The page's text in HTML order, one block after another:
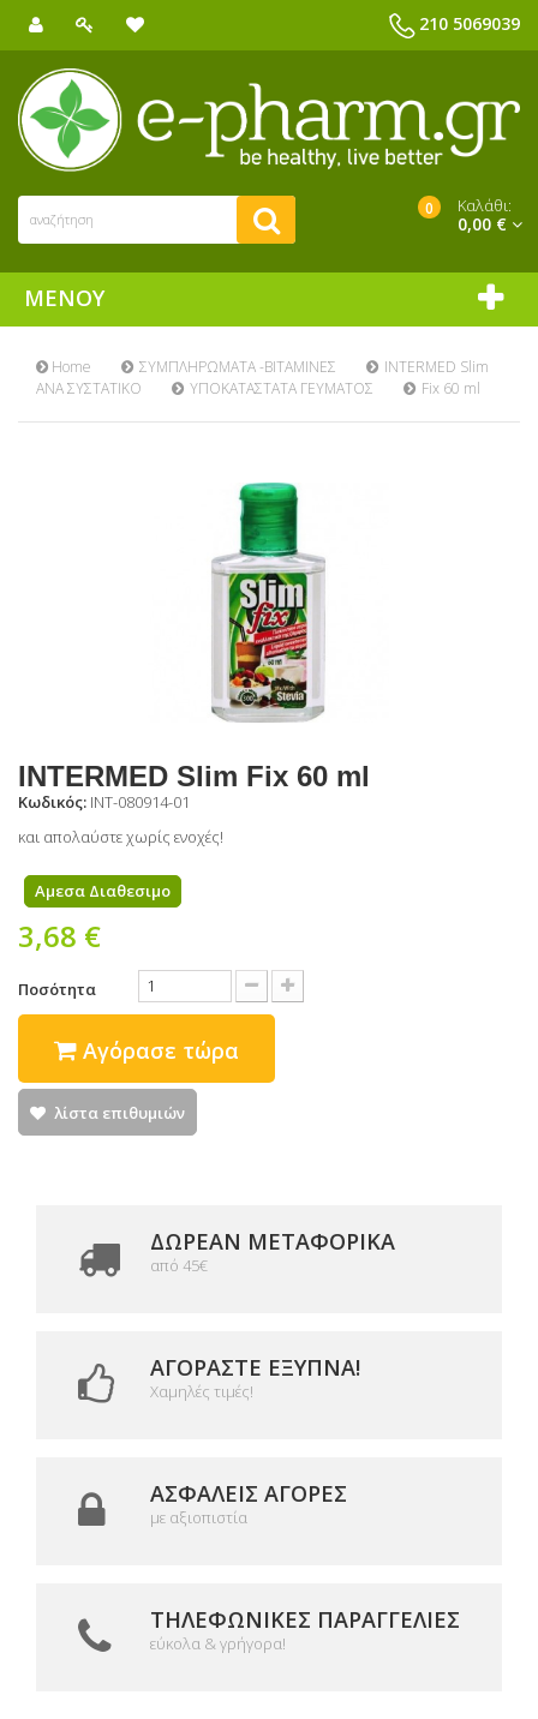
210 5069039
0 Καλάθι:
0,00 €
ΜΕΝΟΎ
Home
ΣΥΜΠΛΗΡΩΜΑΤΑ -ΒΙΤΑΜΙΝΕΣ
ΑΝΑ ΣΥΣΤΑΤΙΚΟ
ΥΠΟΚΑΤΑΣΤΑΤΑ ΓΕΥΜΑΤΟΣ
INTERMED Slim
Fix 60 ml
INTERMED Slim Fix 60 ml
Κωδικός: INT-080914-01
και απολαύστε χωρίς ενοχές!
Αμεσα Διαθεσιμο
3,68 €
Ποσότητα
Αγόρασε τώρα
λίστα επιθυμιών
ΔΩΡΕΑΝ ΜΕΤΑΦΟΡΙΚΆ
από 45€
ΑΓΟΡΆΣΤΕ ΈΞΥΠΝΑ!
Χαμηλές τιμές!
ΑΣΦΑΛΕΊΣ ΑΓΟΡΈΣ
με αξιοπιστία
ΤΗΛΕΦΩΝΙΚΈΣ ΠΑΡΑΓΓΕΛΊΕΣ
εύκολα & γρήγορα!